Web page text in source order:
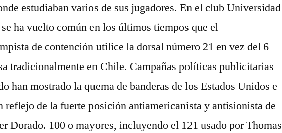
estudiaban varios de sus jugadores. En el club Universidad
ha vuelto común en los últimos tiempos que el
de contención utilice la dorsal número 21 en vez del 6
tradicionalmente en Chile. Campañas políticas publicitarias
han mostrado la quema de banderas de los Estados Unidos e
reflejo de la fuerte posición antiamericanista y antisionista de
Dorado. 100 o mayores, incluyendo el 121 usado por Thomas